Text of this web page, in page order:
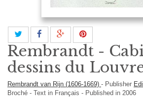
Rembrandt -
dessins du
Rembrandt van Rijn (1606-1669) - Publisher
Broché - Text in Français - Published in 2006